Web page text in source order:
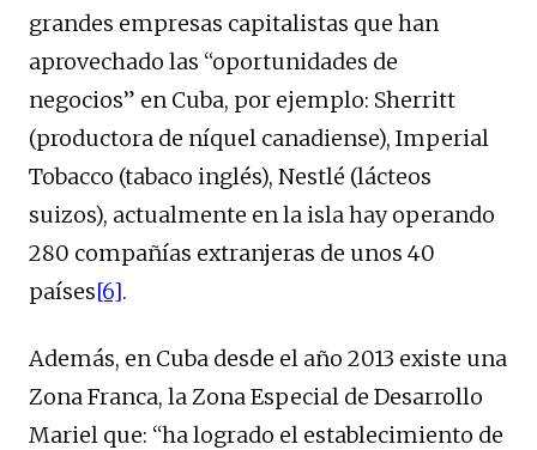
grandes empresas capitalistas que han
aprovechado las “oportunidades de
negocios” en Cuba, por ejemplo: Sherritt
(productora de níquel canadiense), Imperial
Tobacco (tabaco inglés), Nestlé (lácteos
suizos), actualmente en la isla hay operando
280 compañías extranjeras de unos 40
países[6].
Además, en Cuba desde el año 2013 existe una
Zona Franca, la Zona Especial de Desarrollo
Mariel que: “ha logrado el establecimiento de